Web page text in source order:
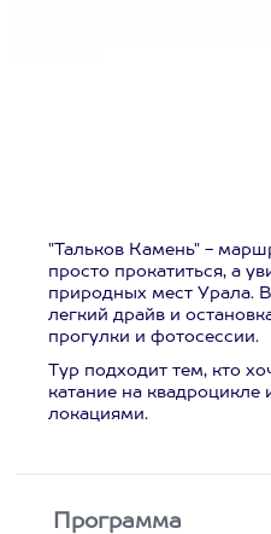
"Тальков Камень" -
просто прокатиться, а
природных мест Урала.
легкий драйв и
прогулки и фотосессии.
Тур подходит тем, кто
катание на
локациями.
Программа